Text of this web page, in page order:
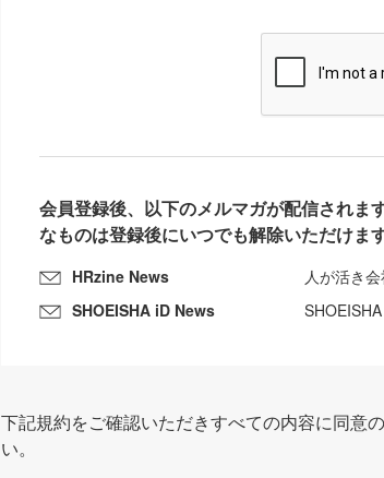
会員登録後、以下のメルマガが配信されま
なものは登録後にいつでも解除いただけます
HRzine News
人が活き
SHOEISHA iD News
下記規約をご確認いただきすべての内容に同意
い。